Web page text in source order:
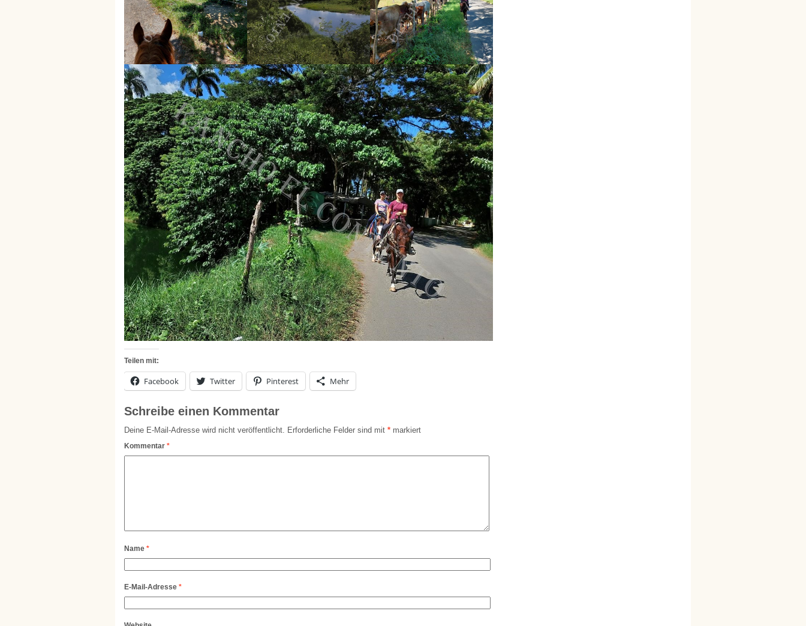
Teilen mit:
Facebook Twitter Pinterest Mehr
Schreibe einen Kommentar
Deine E-Mail-Adresse wird nicht veröffentlicht. Erforderliche Felder sind mit * markiert
Kommentar *
Name *
E-Mail-Adresse *